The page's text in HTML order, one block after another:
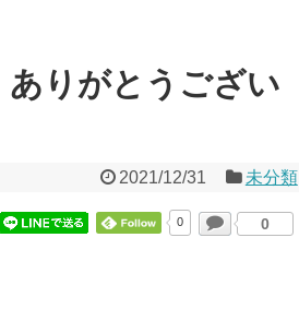
りがとうござい
2021/12/31 未分類
0 0